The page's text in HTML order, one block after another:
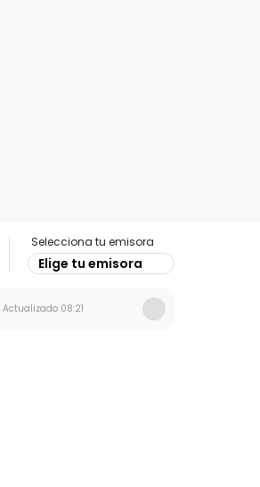
Selecciona tu emisora
Elige tu emisora
Actualizado 08:21